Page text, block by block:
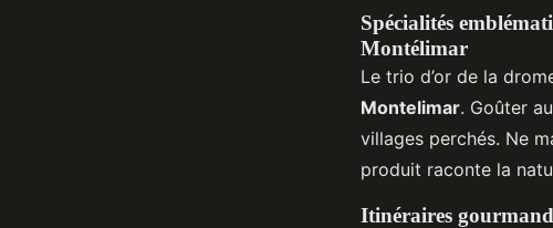
Spécialités
Montélimar
Le trio d’or de la
Montelimar. Goûter
villages perchés. Ne
produit raconte la
Itinéraires